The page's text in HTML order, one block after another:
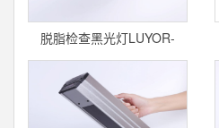
脱脂检查黑光灯LUYOR-
3130